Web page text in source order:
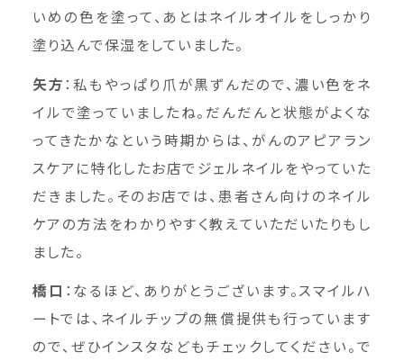
いめの色を塗って、あとはネイルオイルをしっかり
塗り込んで保湿をしていました。
矢方：私もやっぱり爪が黒ずんだので、濃い色をネ
イルで塗っていましたね。だんだんと状態がよくな
ってきたかなという時期からは、がんのアピアラン
スケアに特化したお店でジェルネイルをやっていた
だきました。そのお店では、患者さん向けのネイル
ケアの方法をわかりやすく教えていただいたりもし
ました。
橋口 ：なるほど、ありがとうございます。スマイルハ
ートでは、ネイルチップの無償提供も行っています
ので、ぜひインスタなどもチェックしてください。で